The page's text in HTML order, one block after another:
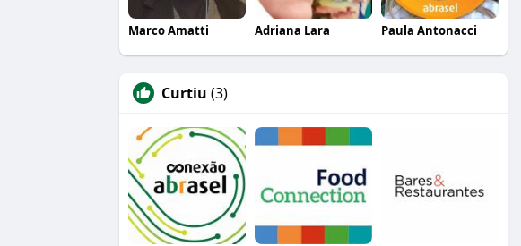
Marco Amatti Adriana Lara Paula Antonacci
Curtiu (3)